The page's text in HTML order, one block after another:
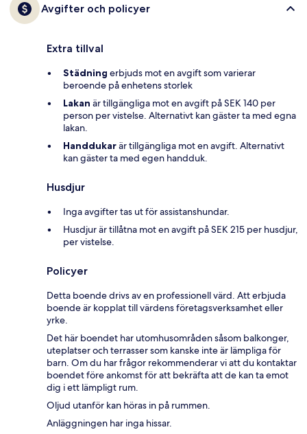
Avgifter och policyer
Extra tillval
Städning erbjuds mot en avgift som varierar
beroende på enhetens storlek
Lakan är tillgängliga mot en avgift på SEK 140 per
person per vistelse. Alternativt kan gäster ta med egna
lakan.
Handdukarär tillgängliga mot en avgift. Alternativt
kan gäster ta med egen handduk.
Husdjur
Inga avgifter tas ut för assistanshundar.
Husdjur är tillåtna mot en avgift på SEK 215 per husdjur,
per vistelse.
Policyer
Detta boende drivs av en professionell värd. Att erbjuda
boende är kopplat till värdens företagsverksamhet eller
yrke.
Det här boendet har utomhusområden såsom balkonger,
uteplatser och terrasser som kanske inte är lämpliga för
barn. Om du har frågor rekommenderar vi att du kontaktar
boendet före ankomst för att bekräfta att de kan ta emot
dig i ett lämpligt rum.
Oljud utanför kan höras in på rummen.
Anläggningen har inga hissar.